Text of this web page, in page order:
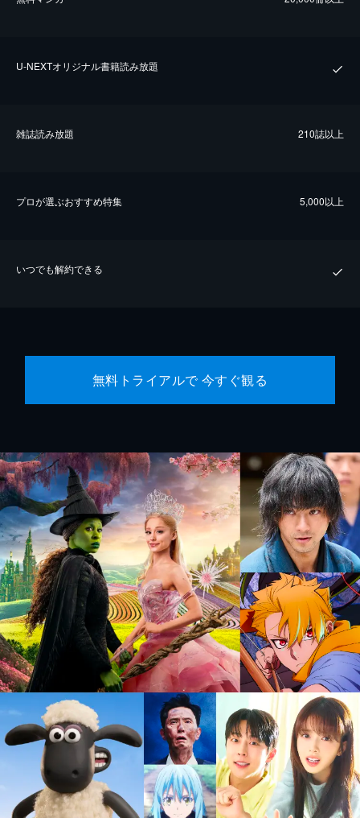
U-NEXTオリジナル書籍読み放題
雑誌読み放題 210誌以上
プロが選ぶおすすめ特集 5,000以上
いつでも解約できる
無料トライアルで 今すぐ観る